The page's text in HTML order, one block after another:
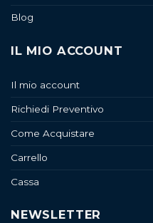
Blog
IL MIO ACCOUNT
Il mio account
Richiedi Preventivo
Come Acquistare
Carrello
Cassa
NEWSLETTER